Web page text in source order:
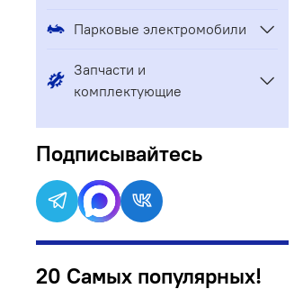
Парковые электромобили
Запчасти и
комплектующие
Подписывайтесь
20 Самых популярных!